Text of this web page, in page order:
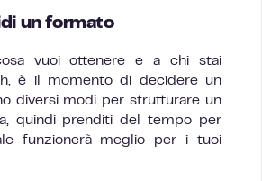
un formato
vuoi ottenere e a chi stai
è il momento di decidere un
diversi modi per strutturare un
quindi prenditi del tempo per
funzionerà meglio per i tuoi